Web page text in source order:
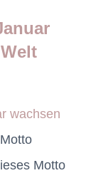
wachsen
Motto